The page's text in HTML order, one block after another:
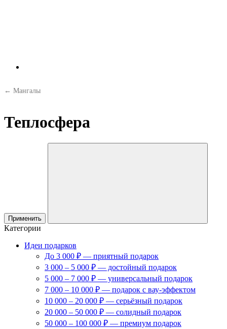
← Мангалы
Теплосфера
Применить
Категории
Идеи подарков
До 3 000 ₽ — приятный подарок
3 000 – 5 000 ₽ — достойный подарок
5 000 – 7 000 ₽ — универсальный подарок
7 000 – 10 000 ₽ — подарок с вау-эффектом
10 000 – 20 000 ₽ — серьёзный подарок
20 000 – 50 000 ₽ — солидный подарок
50 000 – 100 000 ₽ — премиум подарок